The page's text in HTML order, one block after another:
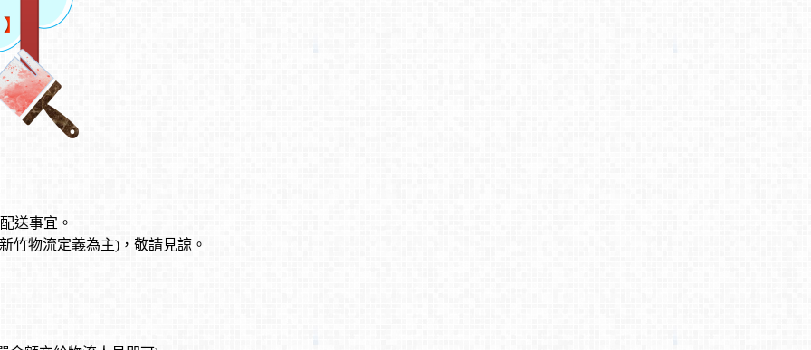
送事宜。
竹物流定義為主)，敬請見諒。